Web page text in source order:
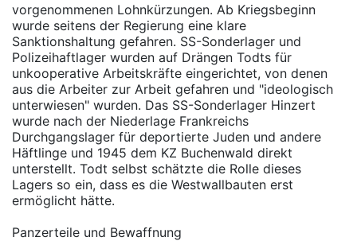
vorgenommenen Lohnkürzungen. Ab Kriegsbeginn
wurde seitens der Regierung eine klare
Sanktionshaltung gefahren. SS-Sonderlager und
Polizeihaftlager wurden auf Drängen Todts für
unkooperative Arbeitskräfte eingerichtet, von denen
aus die Arbeiter zur Arbeit gefahren und "ideologisch
unterwiesen" wurden. Das SS-Sonderlager Hinzert
wurde nach der Niederlage Frankreichs
Durchgangslager für deportierte Juden und andere
Häftlinge und 1945 dem KZ Buchenwald direkt
unterstellt. Todt selbst schätzte die Rolle dieses
Lagers so ein, dass es die Westwallbauten erst
ermöglicht hätte.
Panzerteile und Bewaffnung